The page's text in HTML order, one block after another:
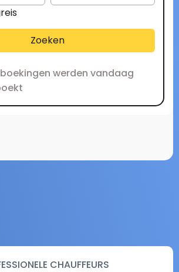
CHAUFFEURS
Zoeken
boekingen werden vandaag